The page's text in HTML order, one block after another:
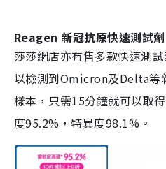
Reagen 新冠抗原快速測試劑
莎莎網店亦有售多款快速測
以檢測到Omicron及Delta等
樣本，只需15分鐘就可以取
度95.2%，特異度98.1%。